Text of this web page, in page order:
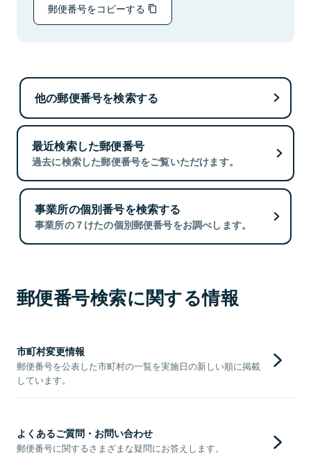
郵便番号をコピーする
他の郵便番号を検索する
最近検索した郵便番号
過去に検索した郵便番号をご覧いただけます。
事業所の個別番号を検索する
事業所の７けたの個別郵便番号をお調べします。
郵便番号検索に関する情報
市町村変更情報
郵便番号を公表した市町村の一覧を実施日の新しい順に掲載
しています。
よくあるご質問・お問い合わせ
郵便番号に関するさまざまな疑問にお答えします。